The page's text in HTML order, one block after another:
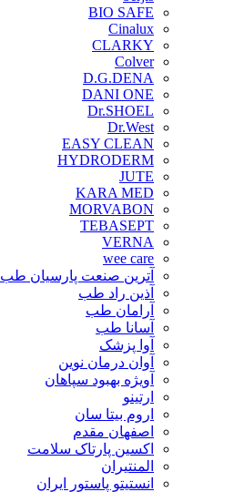
BIO SAFE
Cinalux
CLARKY
Colver
D.G.DENA
DANI ONE
Dr.SHOEL
Dr.West
EASY CLEAN
HYDRODERM
JUTE
KARA MED
MORVABON
TEBASEPT
VERNA
wee care
آترین صنعت پارسیان طب
آذین راد طب
آرامان طب
آسانا طب
آوا پزشک
آوان درمان نوین
آویژه بهبود سپاهان
ارتینو
اروم بیتا سان
اصفهان مقدم
اکسین پارتاک سلامت
المنتیران
انستیتو پاستور ایران